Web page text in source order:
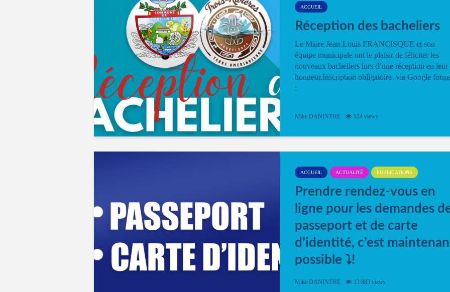
ACCUEIL
Réception des bacheliers
Le Maire Jean-Louis FRANCISQUE et son
équipe municipale ont le plaisir de féliciter les
nouveaux bacheliers lors d’une réception en leur
honneur.Inscription obligatoire via Google
:
Mike DANINTHE 514 views
ACCUEIL ACTUALITÉ PUBLICATIONS
Prendre rendez-vous en
ligne pour les demandes
passeport et de carte
d’identité, c’est
possible ⤵️!
Désormais, il est possible de prendre rendez-vous
Mike DANINTHE 13 883 views